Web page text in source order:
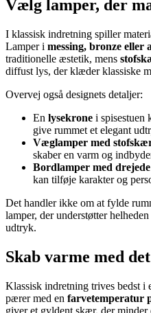
Vælg lamper, der
I klassisk indretning spiller
Lamper i messing, bronze eller
traditionelle æstetik, mens
diffust lys, der klæder klassiske
Overvej også designets detaljer:
En lysekrone i spisestuen
give rummet et elegant
Væglamper med
skaber en varm og
Bordlamper med
kan tilføje karakter og
Det handler ikke om at fylde
lamper, der understøtter
udtryk.
Skab varme med
Klassisk indretning trives bedst
pærer med en farvetemperatur
giver et gyldent skær, der